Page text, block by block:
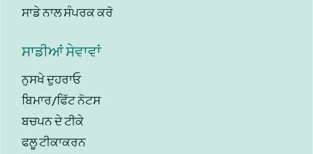
ਸਾਡੇ ਨਾਲ ਸੰਪਰਕ ਕਰੋ
ਸਾਡੀਆਂ ਸੇਵਾਵਾਂ
ਨੁਸਖੇ ਦੁਹਰਾਓ
ਬਿਮਾਰ/ਫਿੱਟ ਨੋਟਸ
ਬਚਪਨ ਦੇ ਟੀਕੇ
ਫਲੂ ਟੀਕਾਕਰਨ